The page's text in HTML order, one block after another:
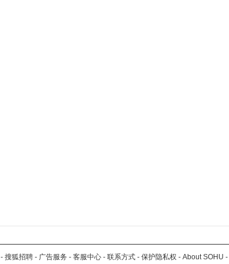
- 搜狐招聘 - 广告服务 - 客服中心 - 联系方式 - 保护隐私权 - About SOHU -